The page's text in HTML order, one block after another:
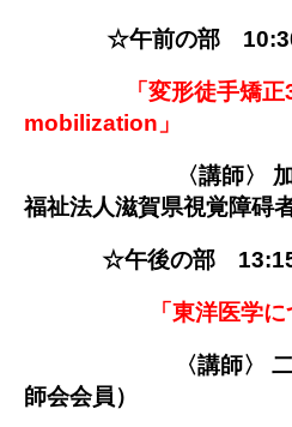
☆午前の部
「変形徒手矯
mobilization」
〈講師〉
福祉法人滋賀県視覚障碍
☆午後の部 13:15
「東洋医学に
〈講師〉
師会会員）